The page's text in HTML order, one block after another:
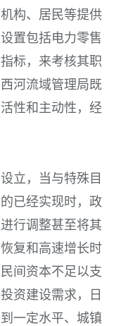
构、居民等提供
置包括电力零售
标，来考核其职
河流域管理局既
性和主动性，经
立，当与特殊目
已经实现时，政
行调整甚至将其
复和高速增长时
间资本不足以支
资建设需求，日
一定水平、城镇